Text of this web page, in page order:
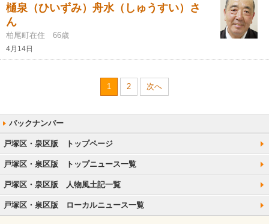
樋泉（ひいずみ）舟水（しゅうすい）さ
ん
柏尾町在住 66歳
4月14日
1 2 次へ
戸塚区・泉区版 トップページ
戸塚区・泉区版 トップニュース一覧
戸塚区・泉区版 人物風土記一覧
戸塚区・泉区版 ローカルニュース一覧